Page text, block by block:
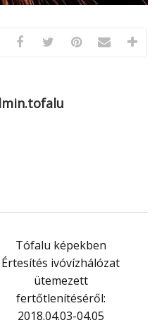
Tófalu képekben
Értesítés ivóvízhálózat
ütemezett
fertőtlenítéséről:
2018.04.03-04.05